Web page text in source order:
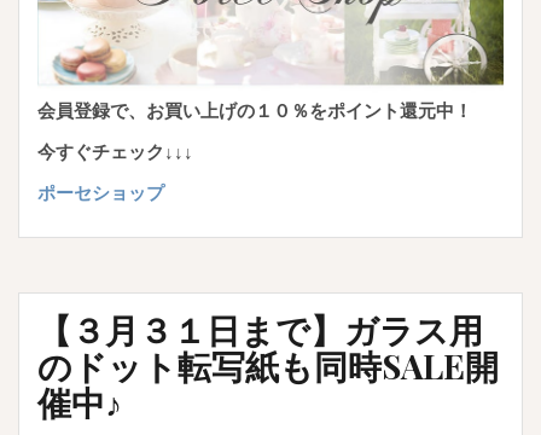
会員登録で、お買い上げの１０％をポイント還元中！
今すぐチェック↓↓↓
ポーセショップ
【３月３１日まで】ガラス用
のドット転写紙も同時SALE開
催中♪